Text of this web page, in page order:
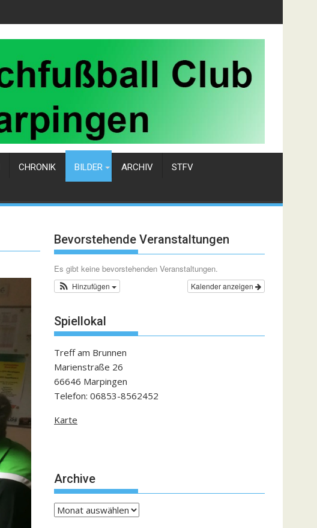
CHRONIK BILDER ARCHIV STFV
Bevorstehende Veranstaltungen
Es gibt keine bevorstehenden Veranstaltungen.
Kalender anzeigen
Hinzufügen
Spiellokal
Treff am Brunnen
Marienstraße 26
66646 Marpingen
Telefon: 06853-8562452
Karte
Archive
Archive